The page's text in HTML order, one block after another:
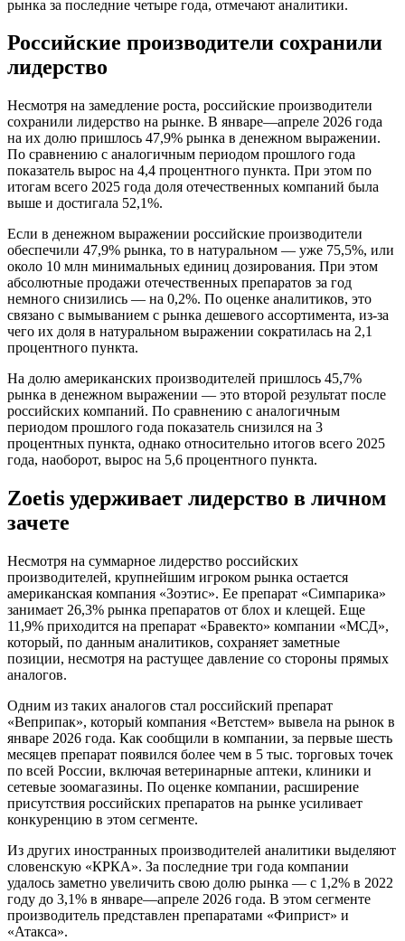
рынка за последние четыре года, отмечают аналитики.
Российские производители сохранили
лидерство
Несмотря на замедление роста, российские производители
сохранили лидерство на рынке. В январе—апреле 2026 года
на их долю пришлось 47,9% рынка в денежном выражении.
По сравнению с аналогичным периодом прошлого года
показатель вырос на 4,4 процентного пункта. При этом по
итогам всего 2025 года доля отечественных компаний была
выше и достигала 52,1%.
Если в денежном выражении российские производители
обеспечили 47,9% рынка, то в натуральном — уже 75,5%, или
около 10 млн минимальных единиц дозирования. При этом
абсолютные продажи отечественных препаратов за год
немного снизились — на 0,2%. По оценке аналитиков, это
связано с вымыванием с рынка дешевого ассортимента, из-за
чего их доля в натуральном выражении сократилась на 2,1
процентного пункта.
На долю американских производителей пришлось 45,7%
рынка в денежном выражении — это второй результат после
российских компаний. По сравнению с аналогичным
периодом прошлого года показатель снизился на 3
процентных пункта, однако относительно итогов всего 2025
года, наоборот, вырос на 5,6 процентного пункта.
Zoetis удерживает лидерство в личном
зачете
Несмотря на суммарное лидерство российских
производителей, крупнейшим игроком рынка остается
американская компания «Зоэтис». Ее препарат «Симпарика»
занимает 26,3% рынка препаратов от блох и клещей. Еще
11,9% приходится на препарат «Бравекто» компании «МСД»,
который, по данным аналитиков, сохраняет заметные
позиции, несмотря на растущее давление со стороны прямых
аналогов.
Одним из таких аналогов стал российский препарат
«Веприпак», который компания «Ветстем» вывела на рынок в
январе 2026 года. Как сообщили в компании, за первые шесть
месяцев препарат появился более чем в 5 тыс. торговых точек
по всей России, включая ветеринарные аптеки, клиники и
сетевые зоомагазины. По оценке компании, расширение
присутствия российских препаратов на рынке усиливает
конкуренцию в этом сегменте.
Из других иностранных производителей аналитики выделяют
словенскую «КРКА». За последние три года компании
удалось заметно увеличить свою долю рынка — с 1,2% в 2022
году до 3,1% в январе—апреле 2026 года. В этом сегменте
производитель представлен препаратами «Фиприст» и
«Атакса».